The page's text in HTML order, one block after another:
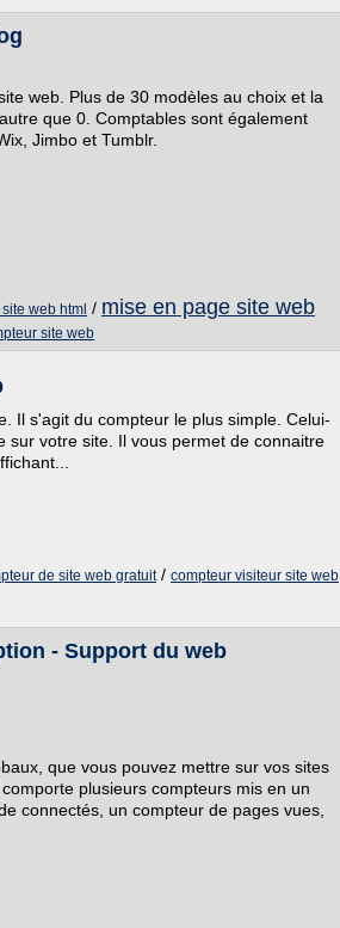
web. Plus de 30 modèles au choix et la
que 0. Comptables sont également
Jimbo et Tumblr.
web html / mise en page site web
site web
Il s'agit du compteur le plus simple. Celui-
sur votre site. Il vous permet de connaitre
de site web gratuit/ compteur visiteur site web
- Support du web
que vous pouvez mettre sur vos sites
plusieurs compteurs mis en un
connectés, un compteur de pages vues,